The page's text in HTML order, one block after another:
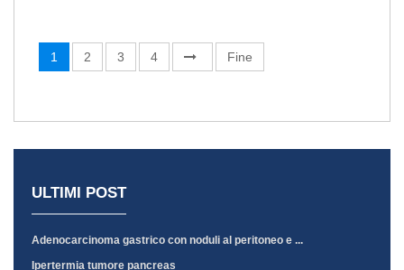
1 2 3 4 Fine
ULTIMI POST
Adenocarcinoma gastrico con noduli al peritoneo e ...
Ipertermia tumore pancreas